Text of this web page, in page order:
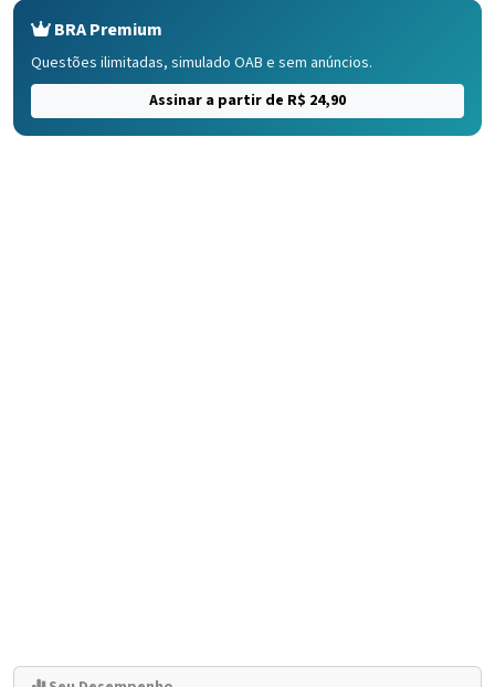
BRA Premium
Questões ilimitadas, simulado OAB e sem anúncios.
Assinar a partir de R$ 24,90